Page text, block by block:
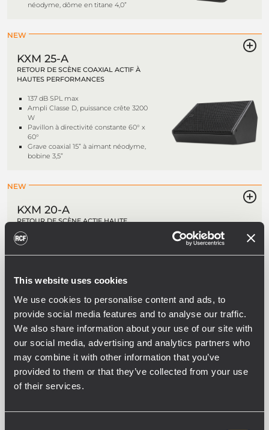
This website uses cookies
We use cookies to personalise content and ads, to
provide social media features and to analyse our traffic.
We also share information about your use of our site with
our social media, advertising and analytics partners who
may combine it with other information that you’ve
provided to them or that they’ve collected from your use
of their services.
néodyme, dôme en titane 4,0”
NEW
KXM 25-A
RETOUR DE SCÈNE COAXIAL ACTIF À
HAUTES PERFORMANCES
137 dB SPL max
Ampli Classe D, puissance crête 3200
W
Pavillon à directivité constante 60° x
60°
Grave coaxial 15” à aimant néodyme,
bobine 3,5”
NEW
KXM 20-A
RETOUR DE SCÈNE ACTIF HAUTE
DÉFINITION
Pavillon à directivité constante 90° x
2 graves 8” à aimant néodyme, bobine
KX 45-A
ENCEINTE ACTIVE POINT SOURCE 2
VOIES
Guide d'ondes TRW 100° x 70° pivotant